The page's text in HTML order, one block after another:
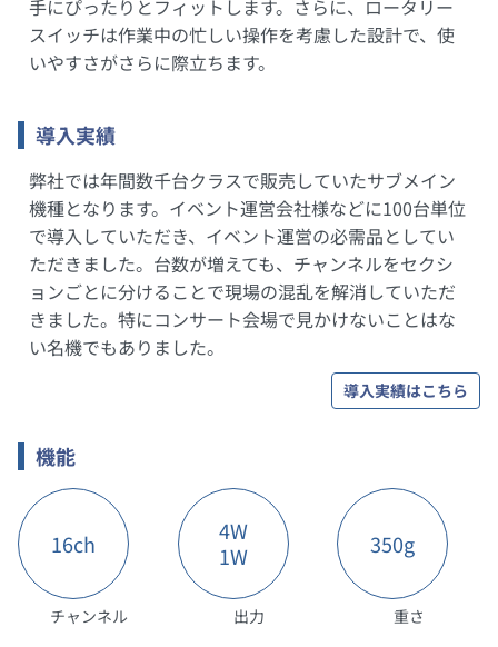
手にぴったりとフィットします。さらに、ロータリー
スイッチは作業中の忙しい操作を考慮した設計で、使
いやすさがさらに際立ちます。
導入実績
弊社では年間数千台クラスで販売していたサブメイン
機種となります。イベント運営会社様などに100台単位
で導入していただき、イベント運営の必需品としてい
ただきました。台数が増えても、チャンネルをセクシ
ョンごとに分けることで現場の混乱を解消していただ
きました。特にコンサート会場で見かけないことはな
い名機でもありました。
導入実績はこちら
機能
16ch
チャンネル
4W
1W
出力
350g
重さ